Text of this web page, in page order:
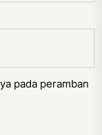
pada peramban